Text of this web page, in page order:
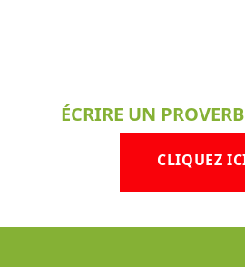
ÉCRIRE UN
CLIQUEZ